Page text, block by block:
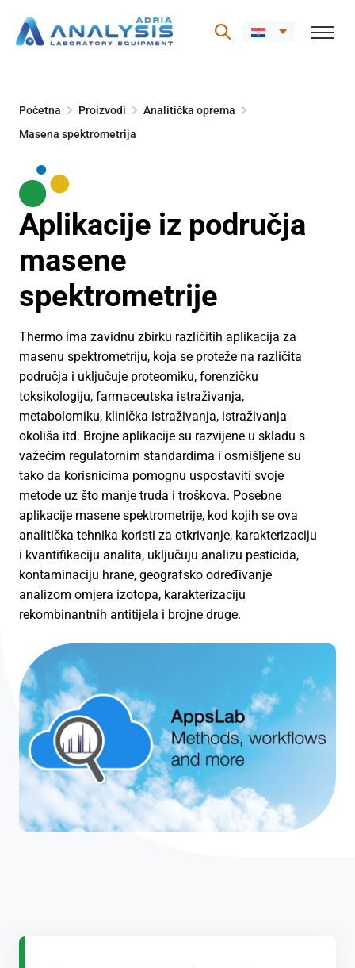
content
Početna Proizvodi
Analitička oprema
Masena spektrometrija
Aplikacije iz područja
masene
spektrometrije
Thermo ima zavidnu zbirku različitih aplikacija za
masenu spektrometriju, koja se proteže na različita
područja i uključuje proteomiku, forenzičku
toksikologiju, farmaceutska istraživanja,
metabolomiku, klinička istraživanja, istraživanja
okoliša itd. Brojne aplikacije su razvijene u skladu s
važećim regulatornim standardima i osmišljene su
tako da korisnicima pomognu uspostaviti svoje
metode uz što manje truda i troškova. Posebne
aplikacije masene spektrometrije, kod kojih se ova
analitička tehnika koristi za otkrivanje, karakterizaciju
i kvantifikaciju analita, uključuju analizu pesticida,
kontaminaciju hrane, geografsko određivanje
analizom omjera izotopa, karakterizaciju
rekombinantnih antitijela i brojne druge.